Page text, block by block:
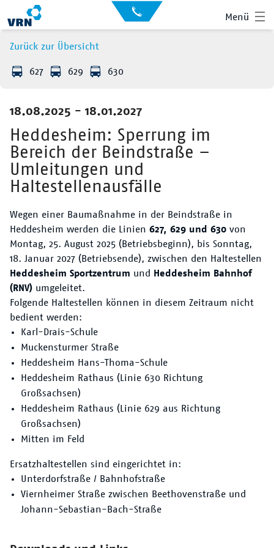
Menü
Auskunft
für
Kontakt
Leichte Sprache
Suche
Hauptnavigation
Fahrplan
Liniennetz
Tickets
Mobilität
Service
Der VRN
Zurück zur Übersicht
627 629 630
18.08.2025 - 18.01.2027
Heddesheim: Sperrung im
Bereich der Beindstraße –
Umleitungen und
Haltestellenausfälle
Wegen einer Baumaßnahme in der Beindstraße in
Heddesheim werden die Linien 627, 629 und 630 von
Montag, 25. August 2025 (Betriebsbeginn), bis Sonntag,
18. Januar 2027 (Betriebsende), zwischen den Haltestellen
Heddesheim Sportzentrum und
Heddesheim Bahnhof
(RNV) umgeleitet.
Folgende Haltestellen können in diesem Zeitraum nicht
bedient werden:
Karl-Drais-Schule
Muckensturmer Straße
Heddesheim Hans-Thoma-Schule
Heddesheim Rathaus (Linie 630 Richtung
Großsachsen)
Heddesheim Rathaus (Linie 629 aus Richtung
Großsachsen)
Mitten im Feld
Ersatzhaltestellen sind eingerichtet in:
Unterdorfstraße / Bahnhofstraße
Viernheimer Straße zwischen Beethovenstraße und
Johann-Sebastian-Bach-Straße